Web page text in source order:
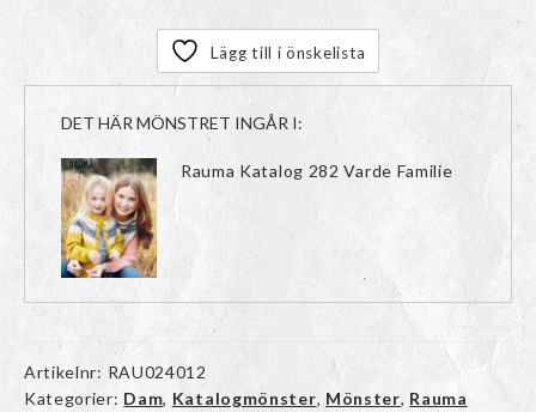
Lägg till i önskelista
DET HÄR MÖNSTRET INGÅR I:
Rauma Katalog 282 Varde Familie
Artikelnr: RAU024012
Kategorier: Dam, Katalogmönster, Mönster, Rauma